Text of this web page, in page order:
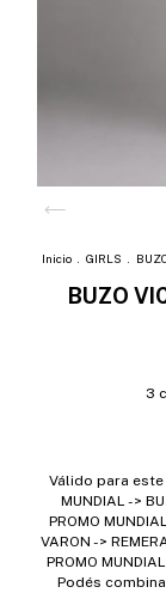
Inicio . GIRLS .
BUZO
3
Válido para
MUNDIAL ->
PROMO
VARON ->
PROMO
Podés